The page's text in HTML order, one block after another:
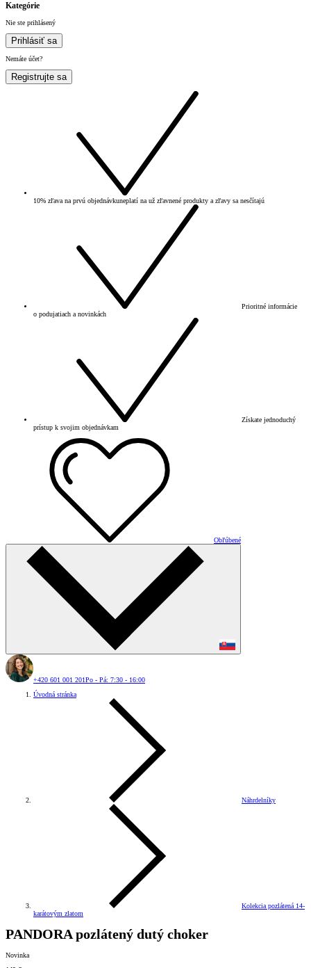
Kategórie
Nie ste prihlásený
Prihlásiť sa
Nemáte účet?
Registrujte sa
10% zľava na prvú objednávkuneplatí na už zľavnené produkty a zľavy sa nesčítajú
Prioritné informácie
o podujatiach a novinkách
Získate jednoduchý
prístup k svojim objednávkam
Obľúbené
+420 601 001 201Po - Pá: 7:30 - 16:00
Úvodná stránka
Náhrdelníky
Kolekcia pozlátená 14-
karátovým zlatom
PANDORA pozlátený dutý choker
Novinka